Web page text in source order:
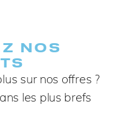
NOS
sur nos offres ?
les plus brefs